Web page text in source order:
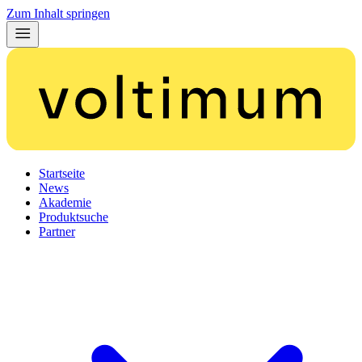
Zum Inhalt springen
Startseite
News
Akademie
Produktsuche
Partner